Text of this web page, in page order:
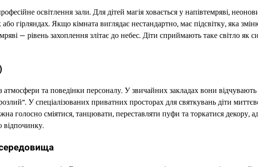
освітлення зали. Для дітей магія ховається у напівтемряві,
гірляндах. Якщо кімната виглядає нестандартно, має підсвітку, яка
— рівень захоплення злітає до небес. Діти сприймають таке світло як
та поведінки персоналу. У звичайних закладах вони відчувають
У спеціалізованих приватних просторах для святкувань діти
голосно сміятися, танцювати, переставляти пуфи та торкатися декору,
відпочинку.